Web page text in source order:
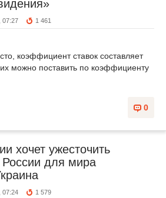
07:27 1 461
коэффициент ставок составляет
можно поставить по коэффициенту
0
хочет ужесточить
России для мира
07:24 1 579